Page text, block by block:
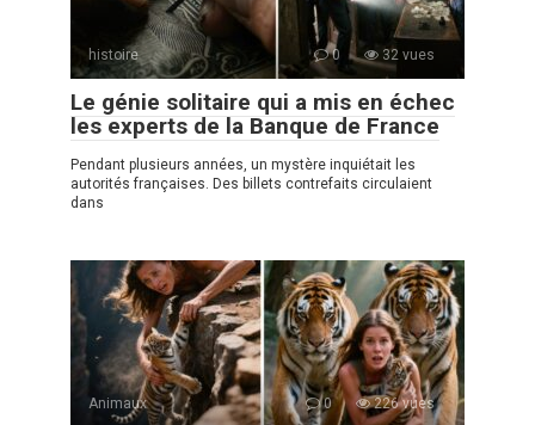
histoire 0 32 vues
Le génie solitaire qui a mis en échec
les experts de la Banque de France
Pendant plusieurs années, un mystère inquiétait les
autorités françaises. Des billets contrefaits circulaient
dans
Animaux 0 226 vues